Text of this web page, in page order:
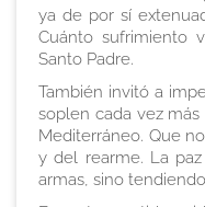
ya de por sí
Cuánto sufrimiento
Santo Padre.
También invitó a
soplen cada vez
Mediterráneo. Que
y del rearme. La
armas, sino